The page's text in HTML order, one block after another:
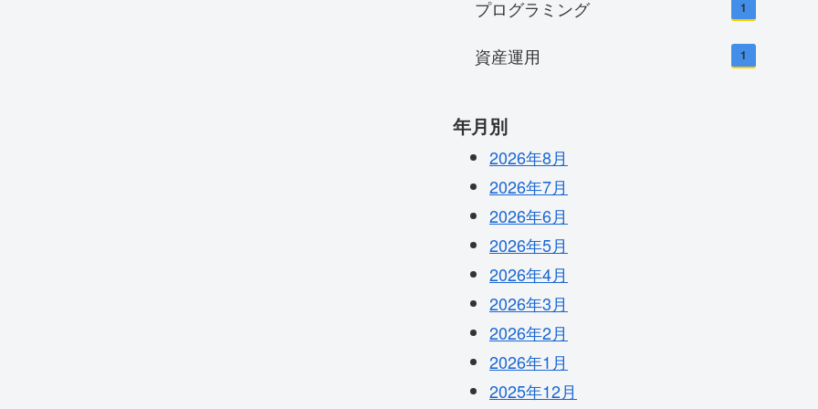
プログラミング 1
資産運用 1
年月別
2026年8月
2026年7月
2026年6月
2026年5月
2026年4月
2026年3月
2026年2月
2026年1月
2025年12月